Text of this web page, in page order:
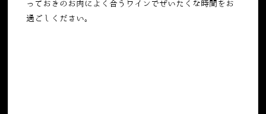
っておきのお肉によく合うワインでぜいたくな時間をお
過ごしください。